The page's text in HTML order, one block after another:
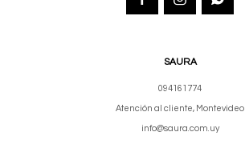
SAURA
094161774
Atención al cliente, Montevideo
info@saura.com.uy